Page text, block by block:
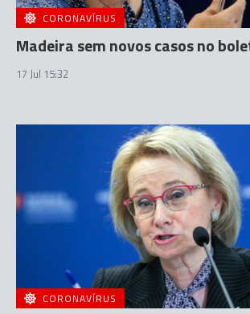
CORONAVÍRUS
Madeira sem novos casos no
17 Jul 15:32
CORONAVÍRUS